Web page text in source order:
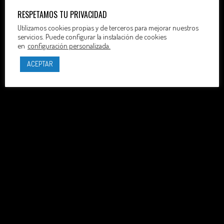
RESPETAMOS TU PRIVACIDAD
Utilizamos cookies propias y de terceros para mejorar nuestros
servicios. Puede configurar la instalación de cookies
en configuración personalizada.
ACEPTAR